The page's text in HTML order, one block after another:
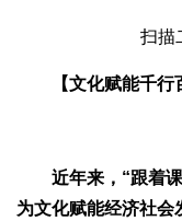
扫描
【文化赋能千
近年来，“跟着
为文化赋能经济社会